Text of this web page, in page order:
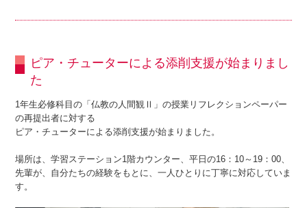
ピア・チューターによる添削支援が始まりまし
た
1年生必修科目の「仏教の人間観Ⅱ」の授業リフレクションペーパー
の再提出者に対する
ピア・チューターによる添削支援が始まりました。
場所は、学習ステーション1階カウンター、平日の16：10～19：00、
先輩が、自分たちの経験をもとに、一人ひとりに丁寧に対応していま
す。